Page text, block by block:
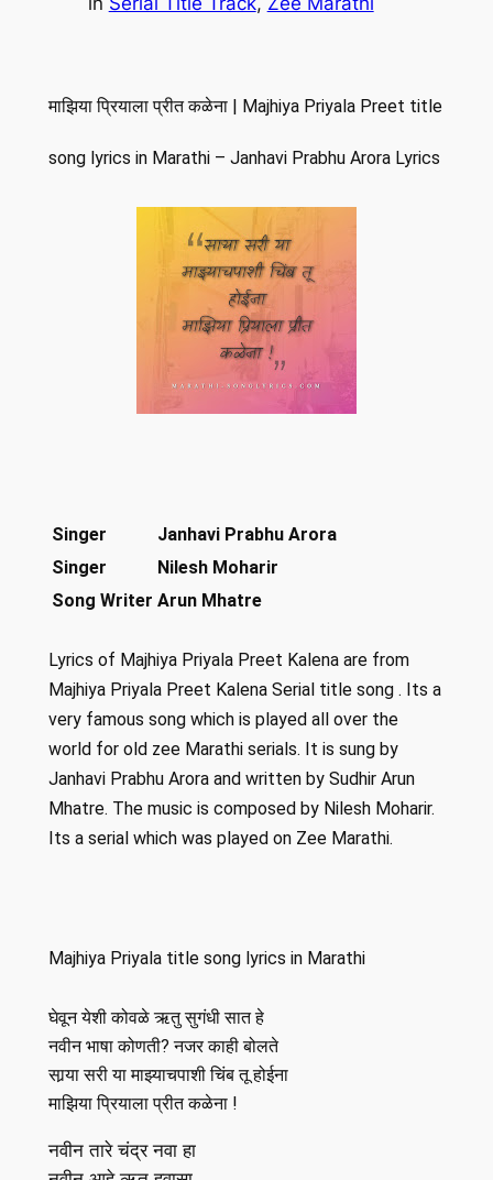
माझिया प्रियाला प्रीत कळेना | Majhiya Priyala Preet title
song lyrics in Marathi – Janhavi Prabhu Arora Lyrics
Singer
Janhavi Prabhu Arora
Singer
Nilesh Moharir
Song Writer Arun Mhatre
Lyrics of Majhiya Priyala Preet Kalena are from
Majhiya Priyala Preet Kalena Serial title song . Its a
very famous song which is played all over the
world for old zee Marathi serials. It is sung by
Janhavi Prabhu Arora and written by Sudhir Arun
Mhatre. The music is composed by Nilesh Moharir.
Its a serial which was played on Zee Marathi.
Majhiya Priyala title song lyrics in Marathi
घेवून येशी कोवळे ऋतु सुगंधी सात हे
नवीन भाषा कोणती? नजर काही बोलते
सार्‍या सरी या माझ्याचपाशी चिंब तू होईना
माझिया प्रियाला प्रीत कळेना !
नवीन तारे चंद्र नवा हा